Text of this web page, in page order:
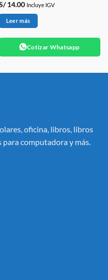
14.00 Incluye IGV
Leer más
Cotizar Whatsapp
oficina, libros, libros
computadora y más.